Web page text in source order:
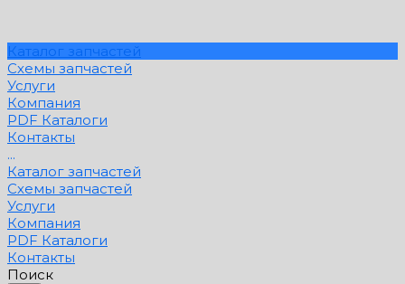
Каталог запчастей
Схемы запчастей
Услуги
Компания
PDF Каталоги
Контакты
...
Каталог запчастей
Схемы запчастей
Услуги
Компания
PDF Каталоги
Контакты
Поиск